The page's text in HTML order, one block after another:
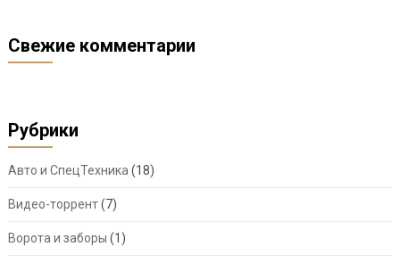
Свежие комментарии
Рубрики
Авто и СпецТехника (18)
Видео-торрент(7)
Ворота и заборы (1)